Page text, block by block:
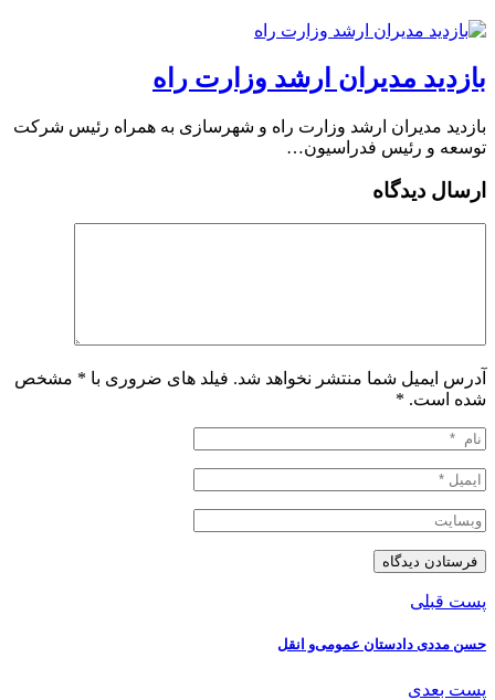
بازدید مدیران ارشد وزارت راه
بازدید مدیران ارشد وزارت راه و شهرسازی به همراه رئیس شرکت
توسعه و رئیس فدراسیون…
ارسال دیدگاه
آدرس ایمیل شما منتشر نخواهد شد. فیلد های ضروری با * مشخص
شده است. *
پست قبلی
حسن مددی دادستان عمومی‌و انقل
پست بعدی